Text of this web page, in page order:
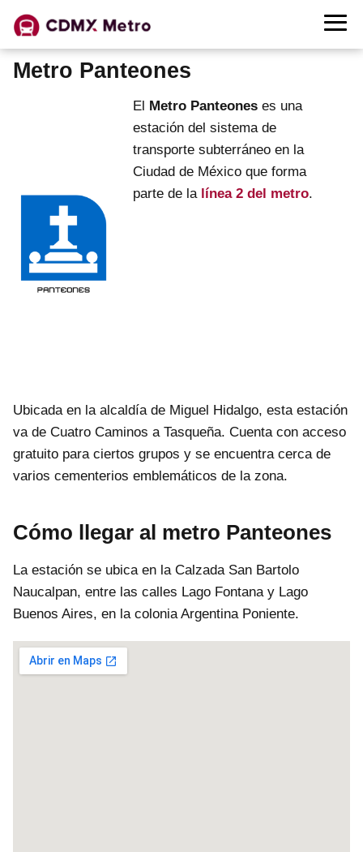
Metro Panteones
El Metro Panteones es una
estación del sistema de
transporte subterráneo en la
Ciudad de México que forma
parte de la línea 2 del metro.
Ubicada en la alcaldía de Miguel Hidalgo, esta estación
va de Cuatro Caminos a Tasqueña. Cuenta con acceso
gratuito para ciertos grupos y se encuentra cerca de
varios cementerios emblemáticos de la zona.
Cómo llegar al metro Panteones
La estación se ubica en la Calzada San Bartolo
Naucalpan, entre las calles Lago Fontana y Lago
Buenos Aires, en la colonia Argentina Poniente.